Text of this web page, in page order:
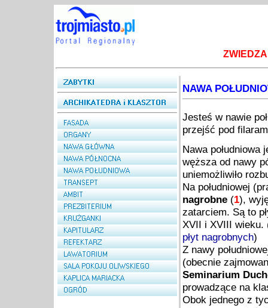
NAWA
Jesteś w nawie
przejść pod
Nawa południowa
węższa od nawy
uniemożliwiło
Na południowej
nagrobne (1),
zatarciem. Są to
XVII i XVIII
płyt nagrobnych)
Z nawy
(obecnie
Seminarium
prowadzące na
Obok jednego z